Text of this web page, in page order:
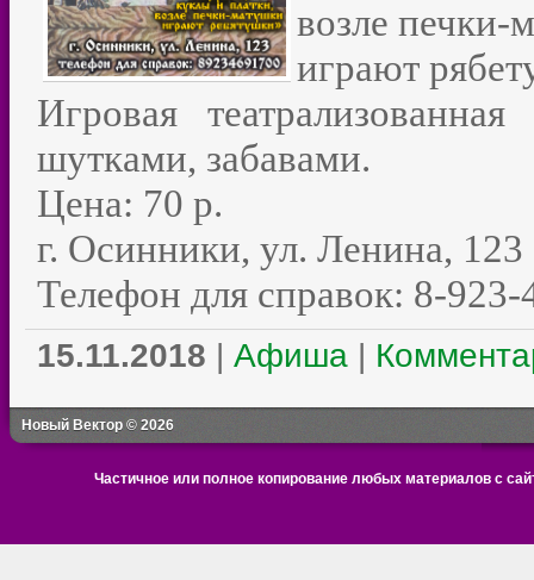
возле печки-
играют
Игровая
шутками, забавами.
Цена: 70 р.
г. Осинники, ул. Ленина, 123
Телефон для справок: 8-
15.11.2018 | Афиша |
Новый Вектор © 2026
Частичное или полное копирование любых материалов с